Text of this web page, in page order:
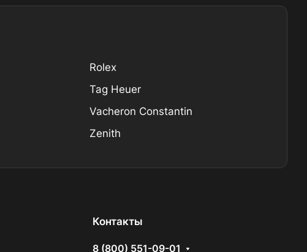
Rolex
Tag Heuer
Vacheron Constantin
Zenith
Контакты
8 (800) 551-09-01